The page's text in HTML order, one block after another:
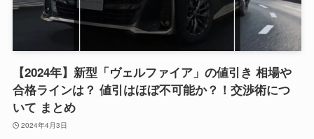
【2024年】新型「ヴェルファイア」の値引き 相場や
合格ラインは？ 値引はほぼ不可能か？！交渉術につ
いて まとめ
2024年4月3日